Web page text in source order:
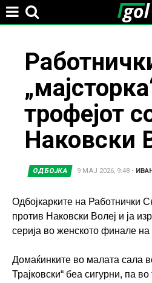
hereтрофејот
Наковски
ОДБОЈКА 9 МАЈ 2026, 9:48•
Одбојкарките на Работнички
против Наковски Волеј и ја
серија во женското финале на
Домаќинките во малата сала
Трајковски“ беа сигурни, па